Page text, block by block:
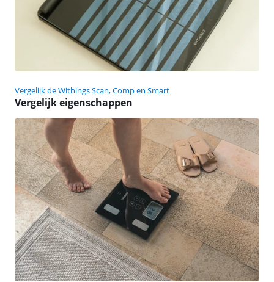
Vergelijk de Withings Scan, Comp en Smart
Vergelijk eigenschappen